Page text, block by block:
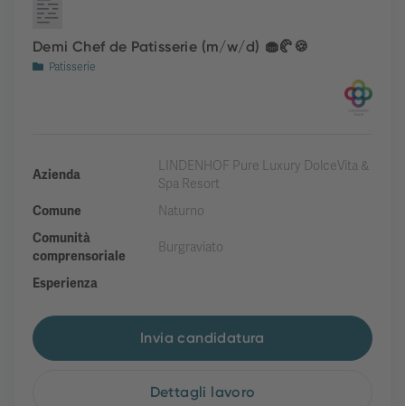
Demi Chef de Patisserie (m/w/d) 🧁🥐🍪
Patisserie
Azienda
LINDENHOF Pure Luxury DolceVita &
Spa Resort
Comune
Naturno
Comunità
comprensoriale
Burgraviato
Esperienza
Invia candidatura
Dettagli lavoro